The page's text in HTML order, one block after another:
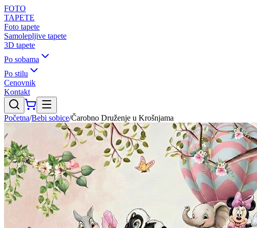
FOTO
TAPETE
Foto tapete
Samolepljive tapete
3D tapete
Po sobama
Po stilu
Cenovnik
Kontakt
Početna/Bebi sobice/Čarobno Druženje u Krošnjama